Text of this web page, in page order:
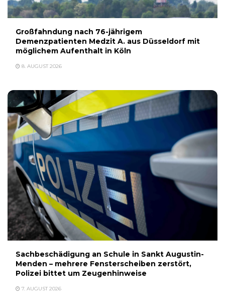
Großfahndung nach 76-jährigem
Demenzpatienten Medzit A. aus Düsseldorf mit
möglichem Aufenthalt in Köln
8. AUGUST 2026
Sachbeschädigung an Schule in Sankt Augustin-
Menden – mehrere Fensterscheiben zerstört,
Polizei bittet um Zeugenhinweise
7. AUGUST 2026